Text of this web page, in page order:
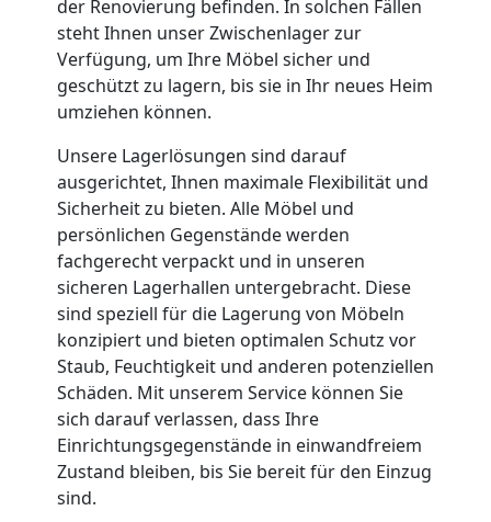
der Renovierung befinden. In solchen Fällen
steht Ihnen unser Zwischenlager zur
Verfügung, um Ihre Möbel sicher und
geschützt zu lagern, bis sie in Ihr neues Heim
umziehen können.
Unsere Lagerlösungen sind darauf
ausgerichtet, Ihnen maximale Flexibilität und
Sicherheit zu bieten. Alle Möbel und
persönlichen Gegenstände werden
fachgerecht verpackt und in unseren
sicheren Lagerhallen untergebracht. Diese
sind speziell für die Lagerung von Möbeln
konzipiert und bieten optimalen Schutz vor
Staub, Feuchtigkeit und anderen potenziellen
Schäden. Mit unserem Service können Sie
sich darauf verlassen, dass Ihre
Einrichtungsgegenstände in einwandfreiem
Zustand bleiben, bis Sie bereit für den Einzug
sind.
Wiener
Neustadt
Full-
Service-
Umzug
Wiener
Neustadt
Qualitäts-